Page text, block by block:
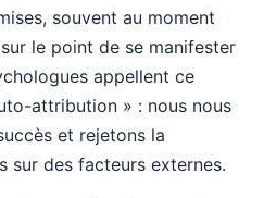
souvent au moment
le point de se manifester
appellent ce
attribution » : nous nous
et rejetons la
sur des facteurs externes.